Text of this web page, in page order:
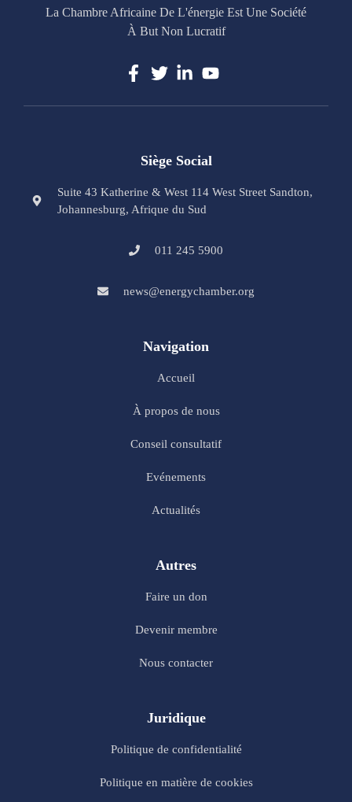
La Chambre Africaine De L'énergie Est Une Société
À But Non Lucratif
Siège Social
Suite 43 Katherine & West 114 West Street Sandton,
Johannesburg, Afrique du Sud
011 245 5900
news@energychamber.org
Navigation
Accueil
À propos de nous
Conseil consultatif
Evénements
Actualités
Autres
Faire un don
Devenir membre
Nous contacter
Juridique
Politique de confidentialité
Politique en matière de cookies